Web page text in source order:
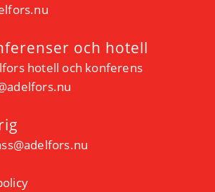
och hotell
hotell och konferens